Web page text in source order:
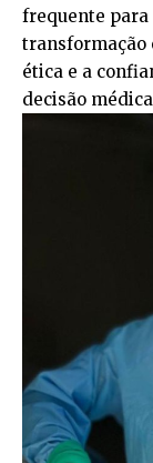
frequente para
transformação
ética e a
decisão